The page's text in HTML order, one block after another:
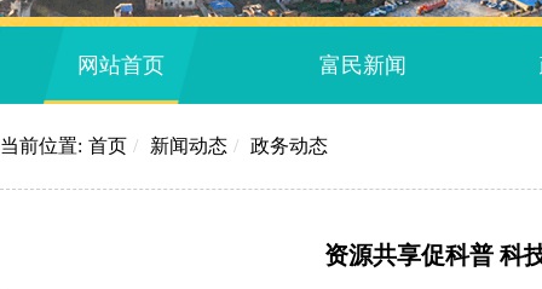
网站首页 富民新闻
当前位置: 首页 / 新闻动态 / 政务动态
资源共享促科普 科